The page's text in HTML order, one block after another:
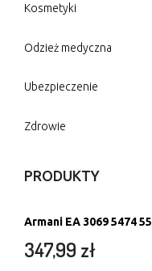
Kosmetyki
Odzież medyczna
Ubezpieczenie
Zdrowie
PRODUKTY
Armani EA 3069 5474 55
347,99 zł